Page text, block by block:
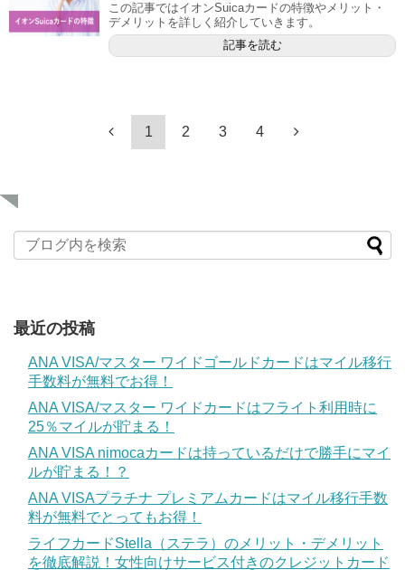
この記事ではイオンSuicaカードの特徴やメリット・
デメリットを詳しく紹介していきます。
記事を読む
1 2 3 4
最近の投稿
ANA VISA/マスター ワイドゴールドカードはマイル移行
手数料が無料でお得！
ANA VISA/マスター ワイドカードはフライト利用時に
25％マイルが貯まる！
ANA VISA nimocaカードは持っているだけで勝手にマイ
ルが貯まる！？
ANA VISAプラチナ プレミアムカードはマイル移行手数
料が無料でとってもお得！
ライフカードStella（ステラ）のメリット・デメリット
を徹底解説！女性向けサービス付きのクレジットカード